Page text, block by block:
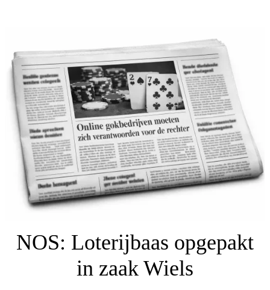
NOS: Loterijbaas opgepakt
in zaak Wiels